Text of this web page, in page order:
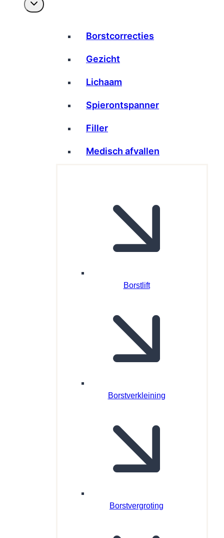
Borstcorrecties
Gezicht
Lichaam
Spierontspanner
Filler
Medisch afvallen
Borstlift
Borstverkleining
Borstvergroting